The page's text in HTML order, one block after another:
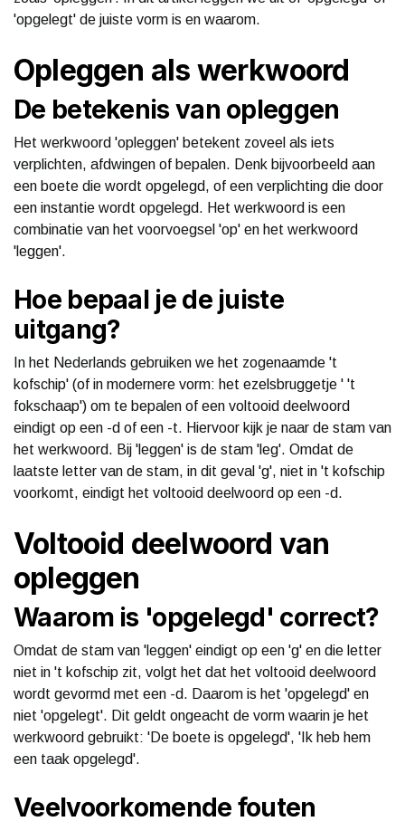
'opgelegt' de juiste vorm is en waarom.
Opleggen als werkwoord
De betekenis van opleggen
Het werkwoord 'opleggen' betekent zoveel als iets
verplichten, afdwingen of bepalen. Denk bijvoorbeeld aan
een boete die wordt opgelegd, of een verplichting die door
een instantie wordt opgelegd. Het werkwoord is een
combinatie van het voorvoegsel 'op' en het werkwoord
'leggen'.
Hoe bepaal je de juiste
uitgang?
In het Nederlands gebruiken we het zogenaamde 't
kofschip' (of in modernere vorm: het ezelsbruggetje ' 't
fokschaap') om te bepalen of een voltooid deelwoord
eindigt op een -d of een -t. Hiervoor kijk je naar de stam van
het werkwoord. Bij 'leggen' is de stam 'leg'. Omdat de
laatste letter van de stam, in dit geval 'g', niet in 't kofschip
voorkomt, eindigt het voltooid deelwoord op een -d.
Voltooid deelwoord van
opleggen
Waarom is 'opgelegd' correct?
Omdat de stam van 'leggen' eindigt op een 'g' en die letter
niet in 't kofschip zit, volgt het dat het voltooid deelwoord
wordt gevormd met een -d. Daarom is het 'opgelegd' en
niet 'opgelegt'. Dit geldt ongeacht de vorm waarin je het
werkwoord gebruikt: 'De boete is opgelegd', 'Ik heb hem
een taak opgelegd'.
Veelvoorkomende fouten